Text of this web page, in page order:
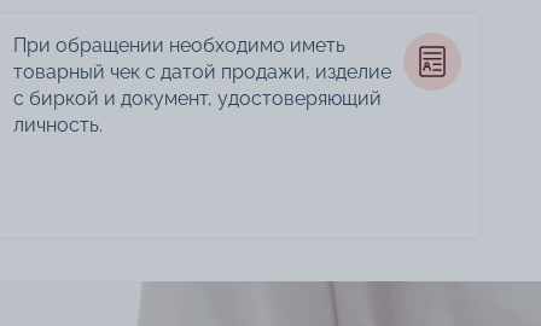
При обращении необходимо иметь
товарный чек с датой продажи, изделие
с биркой и документ, удостоверяющий
личность.